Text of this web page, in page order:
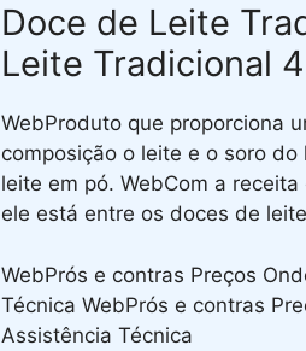
Doce de Leite
Leite Tradicional 4
WebProduto que proporciona
composição o leite e o soro
leite em pó. WebCom a
ele está entre os doces de
WebPrós e contras Preços
Técnica WebPrós e contras
Assistência Técnica